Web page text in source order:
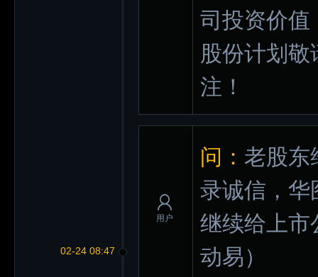
司投资价值
股份计划
注！
02-24 08:47
用户
问： 老股东
录诚信，华
继续给上市
动易）